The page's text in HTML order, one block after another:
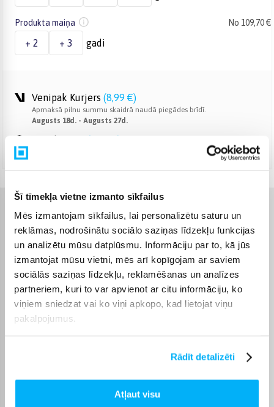
Šī tīmekļa vietne izmanto sīkfailus
Mēs izmantojam sīkfailus, lai personalizētu saturu un
reklāmas, nodrošinātu sociālo saziņas līdzekļu funkcijas
un analizētu mūsu datplūsmu. Informāciju par to, kā jūs
izmantojat mūsu vietni, mēs arī kopīgojam ar saviem
sociālās saziņas līdzekļu, reklamēšanas un analīzes
partneriem, kuri to var apvienot ar citu informāciju, ko
viņiem sniedzat vai ko viņi apkopo, kad lietojat viņu
pakalpojumus.
Rādīt detalizēti
Atļaut visu
Produkta maiņa No 109,70 €
+ 2 + 3 gadi
Venipak Kurjers (8,99 €)
Apmaksā pilnu summu skaidrā naudā piegādes brīdī.
Augusts 18d. - Augusts 27d.
DPD kurjers ( )
Raksturlielumi
Ražotājs Gorenje
Cepeškrāsns kontrole Nenospiešanas pogas
Garantijas laiks 24 mēn.